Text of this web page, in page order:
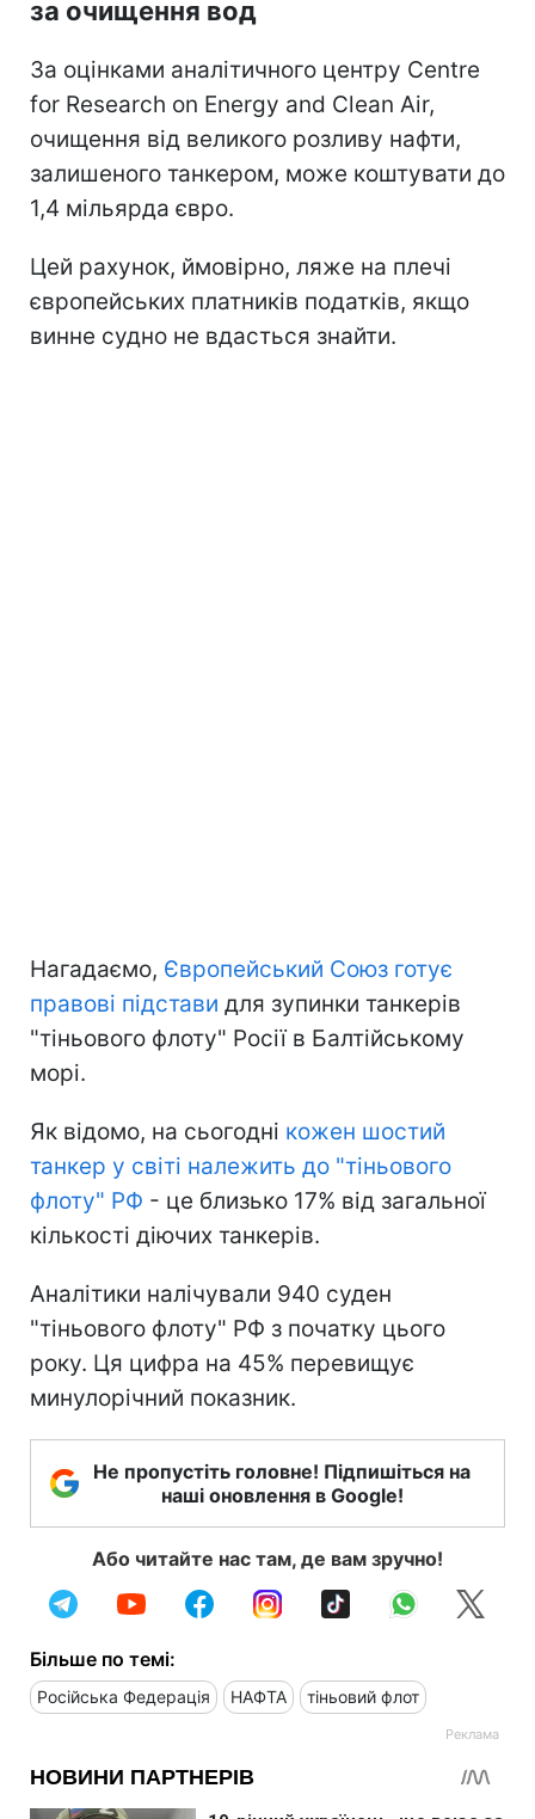
за очищення вод
За оцінками аналітичного центру Centre
for Research on Energy and Clean Air,
очищення від великого розливу нафти,
залишеного танкером, може коштувати до
1,4 мільярда євро.
Цей рахунок, ймовірно, ляже на плечі
європейських платників податків, якщо
винне судно не вдасться знайти.
Нагадаємо, Європейський Союз готує
правові підстави для зупинки танкерів
"тіньового флоту" Росії в Балтійському
морі.
Як відомо, на сьогодні кожен шостий
танкер у світі належить до "тіньового
флоту" РФ - це близько 17% від загальної
кількості діючих танкерів.
Аналітики налічували 940 суден
"тіньового флоту" РФ з початку цього
року. Ця цифра на 45% перевищує
минулорічний показник.
Не пропустіть головне! Підпишіться на
наші оновлення в Google!
Або читайте нас там, де вам зручно!
Більше по темі:
Російська Федерація НАФТА тіньовий флот